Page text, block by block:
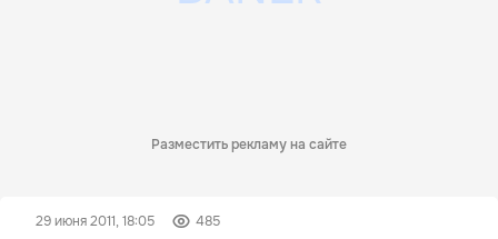
Разместить рекламу на сайте
29 июня 2011, 18:05 485